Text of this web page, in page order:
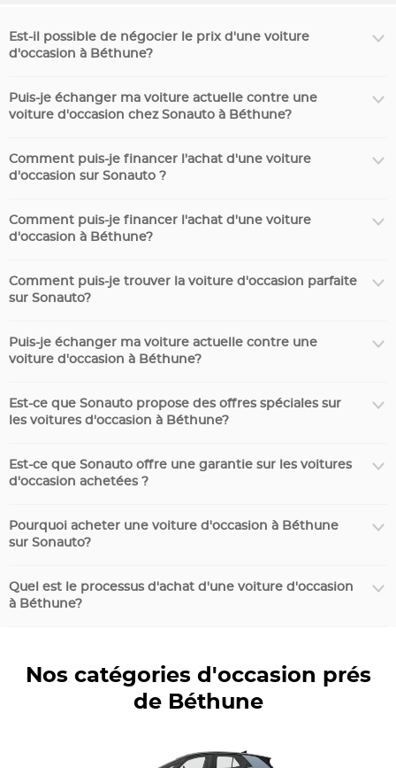
Est-il possible de négocier le prix d'une voiture
d'occasion à Béthune?
Puis-je échanger ma voiture actuelle contre une
voiture d'occasion chez Sonauto à Béthune?
Comment puis-je financer l'achat d'une voiture
d'occasion sur Sonauto ?
Comment puis-je financer l'achat d'une voiture
d'occasion à Béthune?
Comment puis-je trouver la voiture d'occasion parfaite
sur Sonauto?
Puis-je échanger ma voiture actuelle contre une
voiture d'occasion à Béthune?
Est-ce que Sonauto propose des offres spéciales sur
les voitures d'occasion à Béthune?
Est-ce que Sonauto offre une garantie sur les voitures
d'occasion achetées ?
Pourquoi acheter une voiture d'occasion à Béthune
sur Sonauto?
Quel est le processus d'achat d'une voiture d'occasion
à Béthune?
Nos catégories d'occasion prés
de Béthune